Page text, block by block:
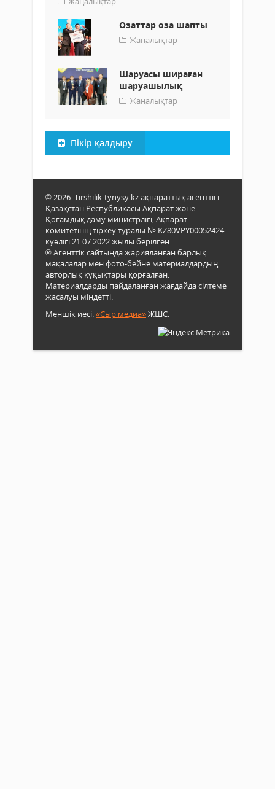
Озаттар оза шапты
Жаңалықтар
Шаруасы шираған
шаруашылық
Жаңалықтар
Пікір қалдыру
© 2026. Tirshilik-tynysy.kz ақпараттық агенттігі.
Қазақстан Республикасы Ақпарат және
Қоғамдық даму министрлігі, Ақпарат
комитетінің тіркеу туралы № KZ80VPY00052424
куәлігі 21.07.2022 жылы берілген.
® Агенттік сайтында жарияланған барлық
мақалалар мен фото-бейне материалдардың
авторлық құқықтары қорғалған.
Материалдарды пайдаланған жағдайда сілтеме
жасалуы міндетті.
Меншік иесі:«Сыр медиа»ЖШС.